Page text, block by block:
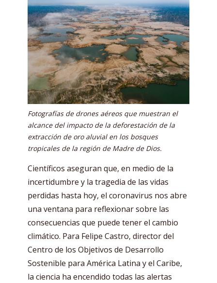
Fotografías de drones aéreos que muestran el
alcance del impacto de la deforestación de la
extracción de oro aluvial en los bosques
tropicales de la región de Madre de Dios.
Científicos aseguran que, en medio de la
incertidumbre y la tragedia de las vidas
perdidas hasta hoy, el coronavirus nos abre
una ventana para reflexionar sobre las
consecuencias que puede tener el cambio
climático. Para Felipe Castro, director del
Centro de los Objetivos de Desarrollo
Sostenible para América Latina y el Caribe,
la ciencia ha encendido todas las alertas